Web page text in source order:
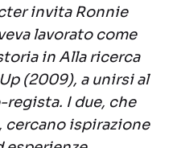
invita Ronnie
lavorato come
inAlla ricerca
Up(2009), a unirsi al
I due, che
cercano ispirazione